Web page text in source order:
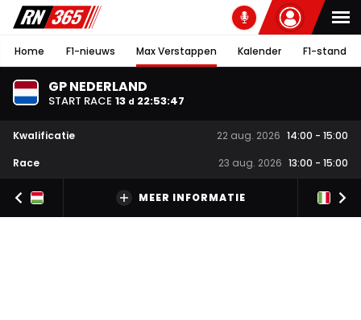
Home F1-nieuws Max Verstappen Kalender F1-stand
GP NEDERLAND
START RACE 13 d 22:53:46
Kwalificatie 22 aug. 2026 14:00 - 15:00
Race
23 aug. 2026 13:00 - 15:00
MEER INFORMATIE